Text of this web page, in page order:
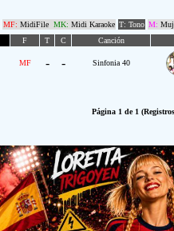
MF: MidiFile MK: Midi Karaoke T: Tono M:
F T C Canción
MF - - Sinfonia 40
Página 1 de 1